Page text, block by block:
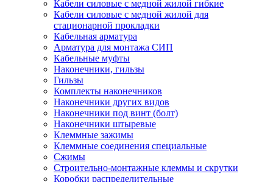
Кабели силовые с медной жилой гибкие
Кабели силовые с медной жилой для
стационарной прокладки
Кабельная арматура
Арматура для монтажа СИП
Кабельные муфты
Наконечники, гильзы
Гильзы
Комплекты наконечников
Наконечники других видов
Наконечники под винт (болт)
Наконечники штыревые
Клеммные зажимы
Клеммные соединения специальные
Сжимы
Строительно-монтажные клеммы и скрутки
Коробки распределительные